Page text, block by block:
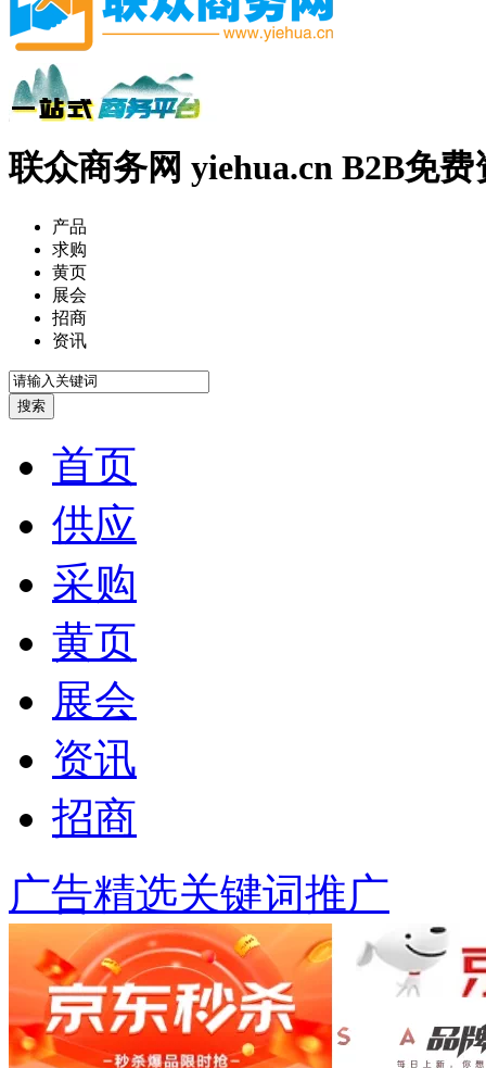
联众商务网 yiehua.cn B2B免
产品
求购
黄页
展会
招商
资讯
首页
供应
采购
黄页
展会
资讯
招商
广告精选关键词推广